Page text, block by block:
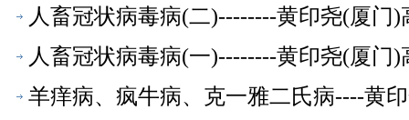
人畜冠状病毒病(二)--------黄印尧(厦门
人畜冠状病毒病(一)--------黄印尧(厦门
羊痒病、疯牛病、克一雅二氏病----黄